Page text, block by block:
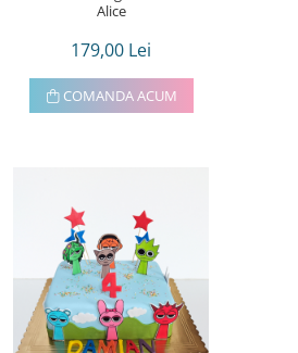
Alice
179,00 Lei
COMANDA ACUM